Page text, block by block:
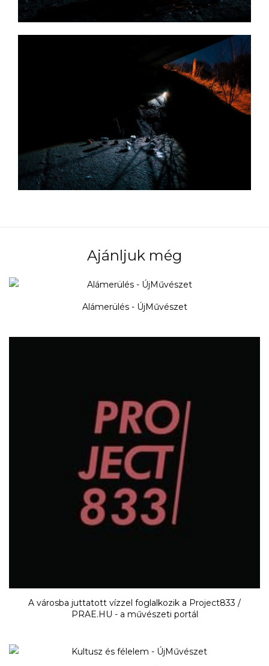
Ajánljuk még
Alámerülés - ÚjMűvészet
A városba juttatott vízzel foglalkozik a Project833 /
PRAE.HU - a művészeti portál